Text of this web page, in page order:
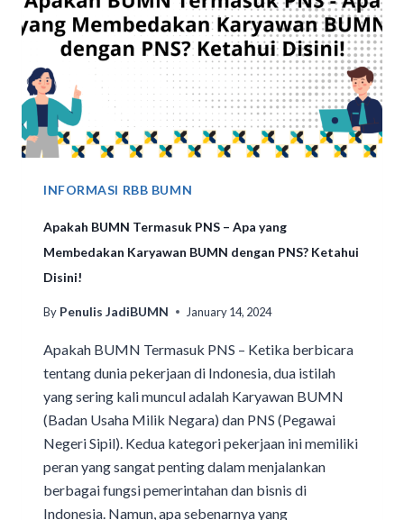
INFORMASI RBB BUMN
Apakah BUMN Termasuk PNS – Apa yang
Membedakan Karyawan BUMN dengan PNS? Ketahui
Disini!
By Penulis JadiBUMN January 14, 2024
Apakah BUMN Termasuk PNS – Ketika berbicara
tentang dunia pekerjaan di Indonesia, dua istilah
yang sering kali muncul adalah Karyawan BUMN
(Badan Usaha Milik Negara) dan PNS (Pegawai
Negeri Sipil). Kedua kategori pekerjaan ini memiliki
peran yang sangat penting dalam menjalankan
berbagai fungsi pemerintahan dan bisnis di
Indonesia. Namun, apa sebenarnya yang